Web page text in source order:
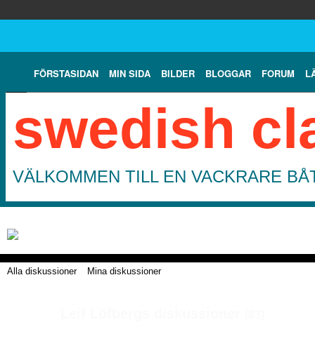
FÖRSTASIDAN MIN SIDA BILDER BLOGGAR FORUM
swedish
VÄLKOMMEN TILL EN VACKRARE
Alla diskussioner Mina diskussioner